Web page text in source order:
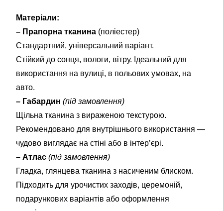
Матеріали:
– Прапорна тканина (поліестер)
Стандартний, універсальний варіант.
Стійкий до сонця, вологи, вітру. Ідеальний для
використання на вулиці, в польових умовах, на
авто.
– Габардин (під замовлення)
Щільна тканина з вираженою текстурою.
Рекомендовано для внутрішнього використання —
чудово виглядає на стіні або в інтер’єрі.
– Атлас (під замовлення)
Гладка, глянцева тканина з насиченим блиском.
Підходить для урочистих заходів, церемоній,
подарункових варіантів або оформлення